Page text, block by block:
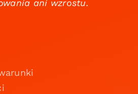
ani wzrostu.